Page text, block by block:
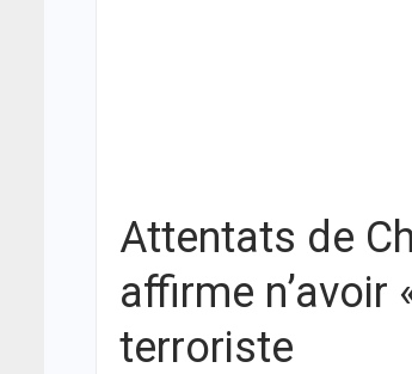
Attentats de
affirme
terroriste